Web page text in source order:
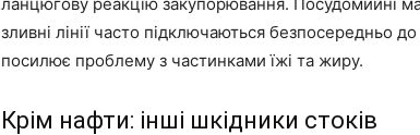
зливні лінії часто підключаються безпосередньо
посилює проблему з частинками їжі та жиру.
Крім нафти: інші шкідники стоків